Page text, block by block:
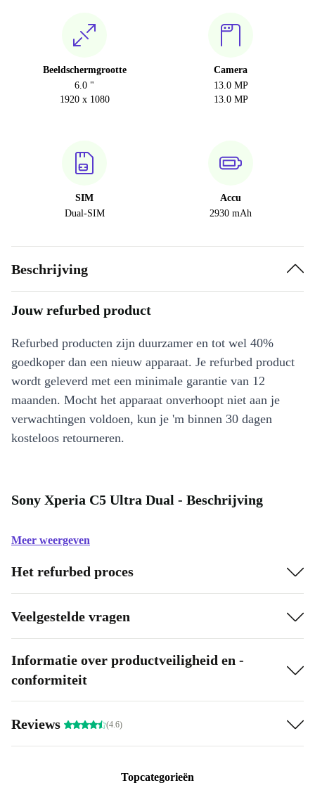
Beeldschermgrootte
6.0 "
1920 x 1080
Camera
13.0 MP
13.0 MP
SIM
Dual-SIM
Accu
2930 mAh
Beschrijving
Jouw refurbed product
Refurbed producten zijn duurzamer en tot wel 40%
goedkoper dan een nieuw apparaat. Je refurbed product
wordt geleverd met een minimale garantie van 12
maanden. Mocht het apparaat onverhoopt niet aan je
verwachtingen voldoen, kun je 'm binnen 30 dagen
kosteloos retourneren.
Sony Xperia C5 Ultra Dual - Beschrijving
Meer weergeven
Het refurbed proces
Veelgestelde vragen
Informatie over productveiligheid en -
conformiteit
Reviews (4.6)
Topcategorieën